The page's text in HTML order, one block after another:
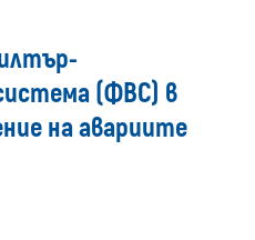
(ФВС) в
на авариите